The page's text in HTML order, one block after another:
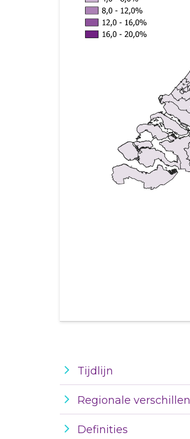
Tijdlijn
Regionale verschillen
Definities